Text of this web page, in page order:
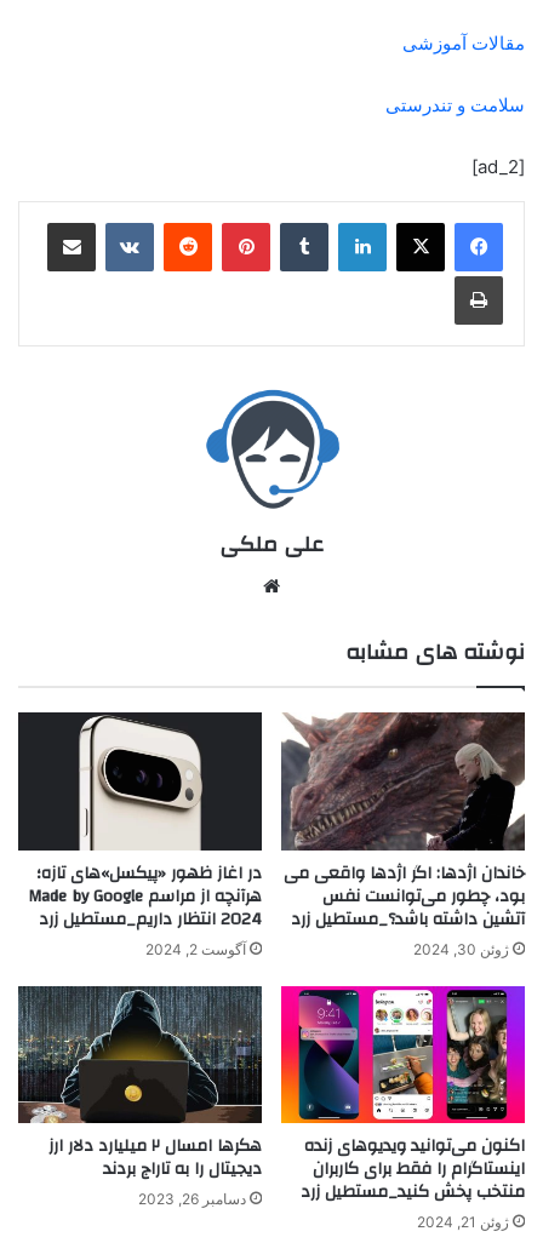
مقالات آموزشی
سلامت و تندرستی
[ad_2]
علی ملکی
نوشته های مشابه
خاندان اژدها: اگر اژدها واقعی می
بود، چطور می‌توانست نفس
آتشین داشته باشد؟_مستطیل زرد
ژوئن 30, 2024
در اغاز ظهور «پیکسل»های تازه؛
هرآنچه از مراسم Made by Google
2024 انتظار داریم_مستطیل زرد
آگوست 2, 2024
اکنون می‌توانید ویدیوهای زنده
اینستاگرام را فقط برای کاربران
منتخب پخش کنید_مستطیل زرد
ژوئن 21, 2024
هکرها امسال ۲ میلیارد دلار ارز
دیجیتال را به تاراج بردند
دسامبر 26, 2023